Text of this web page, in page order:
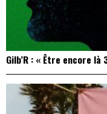
Gilb’R : « Être encore